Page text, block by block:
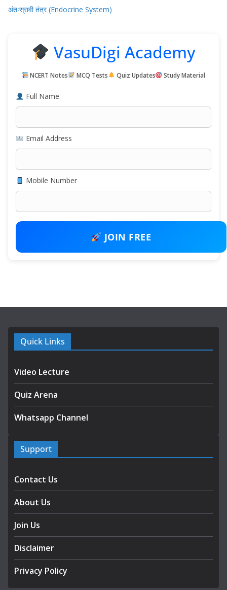
अंतःस्रावी तंत्र (Endocrine System)
VasuDigi Academy
NCERT Notes MCQ Tests Quiz Updates Study Material
Full Name
Email Address
Mobile Number
JOIN FREE
Quick Links
Video Lecture
Quiz Arena
Whatsapp Channel
Support
Contact Us
About Us
Join Us
Disclaimer
Privacy Policy